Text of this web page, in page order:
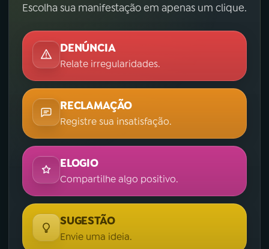
Escolha sua manifestação em apenas um clique.
DENÚNCIA
Relate irregularidades.
RECLAMAÇÃO
Registre sua insatisfação.
ELOGIO
Compartilhe algo positivo.
SUGESTÃO
Envie uma ideia.